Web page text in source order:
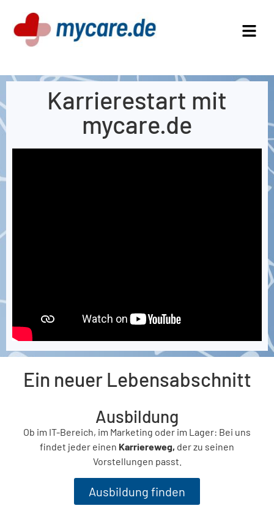
Karrierestart mit
mycare.de
Ein neuer Lebensabschnitt
Ausbildung
Ob im IT-Bereich, im Marketing oder im Lager: Bei uns
findet jeder einen Karriereweg, der zu seinen
Vorstellungen passt.
Ausbildung finden